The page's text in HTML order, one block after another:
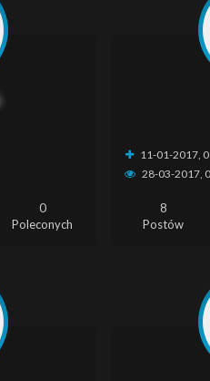
0
Poleconych
11-01-2017,
28-03-2017,
8
Postów